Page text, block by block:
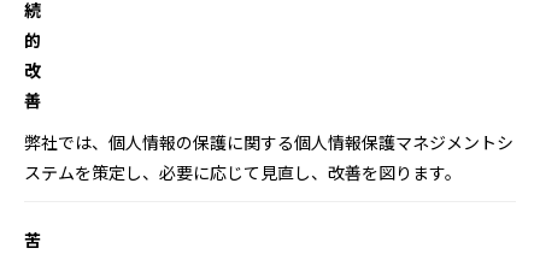
続
的
改
善
弊社では、個人情報の保護に関する個人情報保護マネジメントシ
ステムを策定し、必要に応じて見直し、改善を図ります。
苦